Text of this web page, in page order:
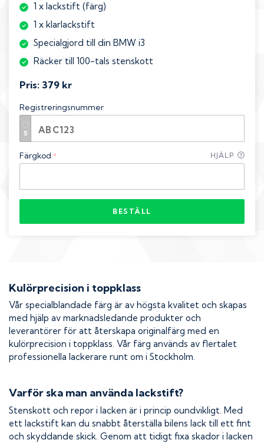
1 x lackstift (färg)
1 x klarlackstift
Specialgjord till din BMW i3
Räcker till 100-tals stenskott
Pris: 379 kr
Registreringsnummer
Färgkod * HJÄLP
BESTÄLL
Kulörprecision i toppklass
Vår specialblandade färg är av högsta kvalitet och skapas
med hjälp av marknadsledande produkter och
leverantörer för att återskapa originalfärg med en
kulörprecision i toppklass. Vår färg används av flertalet
professionella lackerare runt om i Stockholm.
Varför ska man använda lackstift?
Stenskott och repor i lacken är i princip oundvikligt. Med
ett lackstift kan du snabbt återställa bilens lack till ett fint
och skyddande skick. Genom att tidigt fixa skador i lacken